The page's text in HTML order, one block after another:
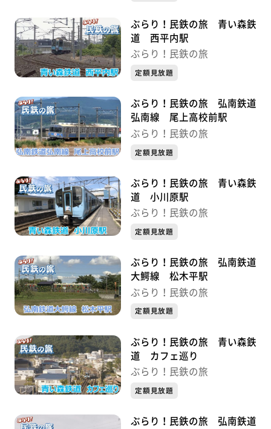
ぶらり！民鉄の旅 青い森鉄
道 西平内駅
ぶらり！民鉄の旅
定額見放題
ぶらり！民鉄の旅 弘南鉄道
弘南線 尾上高校前駅
ぶらり！民鉄の旅
定額見放題
ぶらり！民鉄の旅 青い森鉄
道 小川原駅
ぶらり！民鉄の旅
定額見放題
ぶらり！民鉄の旅 弘南鉄道
大鰐線 松木平駅
ぶらり！民鉄の旅
定額見放題
ぶらり！民鉄の旅 青い森鉄
道 カフェ巡り
ぶらり！民鉄の旅
定額見放題
ぶらり！民鉄の旅 弘南鉄道